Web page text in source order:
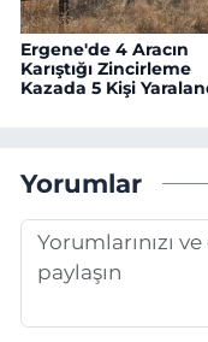
Ergene'de 4 Aracın
Karıştığı Zincirleme
Kazada 5 Kişi
Yorumlar